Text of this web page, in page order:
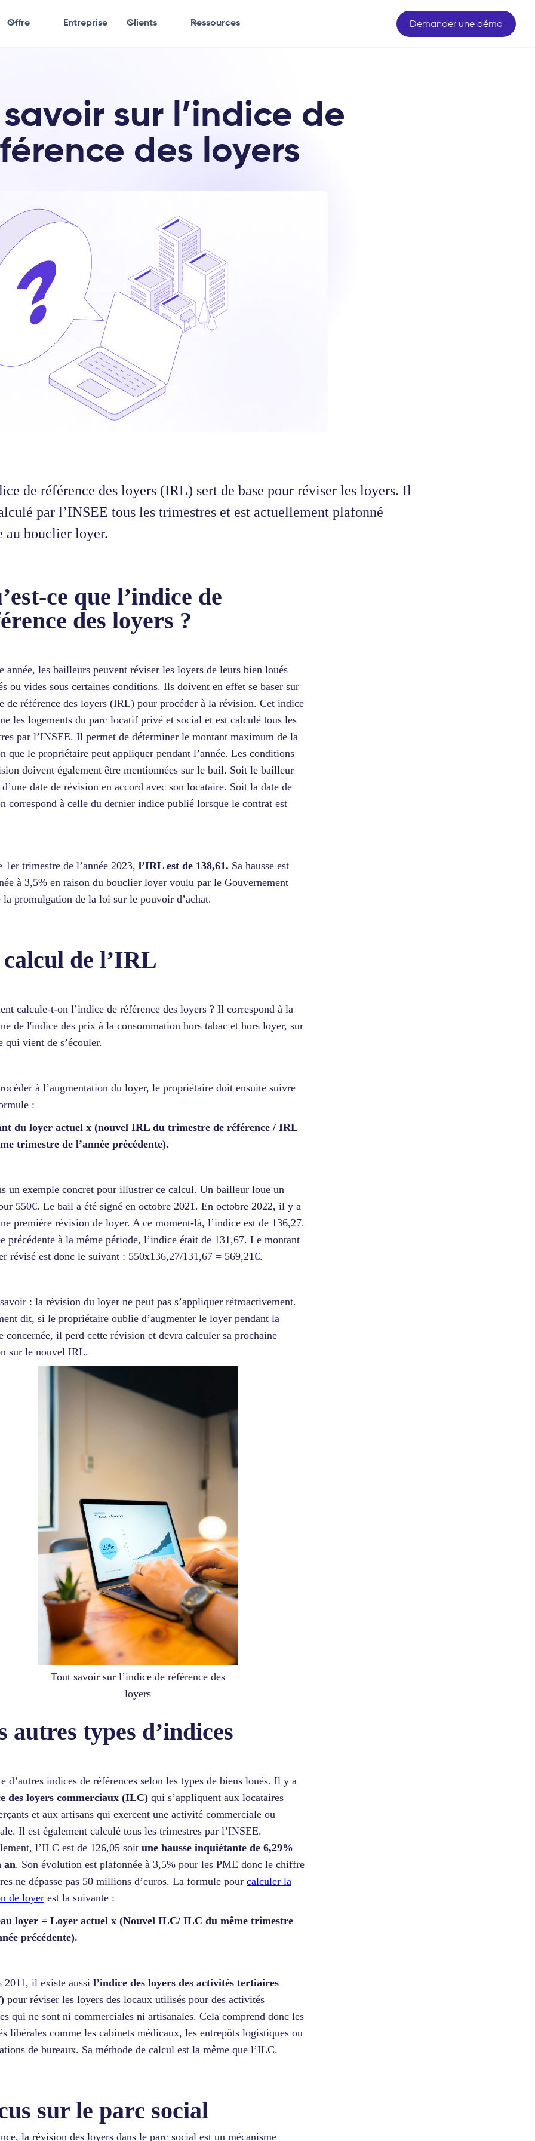
Offre Entreprise Clients Ressources Demander une démo
sur l’indice de
des loyers
de référence des loyers (IRL) sert de base pour réviser les loyers. Il
par l’INSEE tous les trimestres et est actuellement plafonné
au bouclier loyer.
ce que l’indice de
des loyers ?
année, les bailleurs peuvent réviser les loyers de leurs bien loués
ou vides sous certaines conditions. Ils doivent en effet se baser sur
de référence des loyers (IRL) pour procéder à la révision. Cet indice
les logements du parc locatif privé et social et est calculé tous les
par l’INSEE. Il permet de déterminer le montant maximum de la
que le propriétaire peut appliquer pendant l’année. Les conditions
doivent également être mentionnées sur le bail. Soit le bailleur
date de révision en accord avec son locataire. Soit la date de
correspond à celle du dernier indice publié lorsque le contrat est
1er trimestre de l’année 2023, l’IRL est de 138,61. Sa hausse est
à 3,5% en raison du bouclier loyer voulu par le Gouvernement
la promulgation de la loi sur le pouvoir d’achat.
de l’IRL
calcule-t-on l’indice de référence des loyers ? Il correspond à la
de l'indice des prix à la consommation hors tabac et hors loyer, sur
qui vient de s’écouler.
à l’augmentation du loyer, le propriétaire doit ensuite suivre
:
du loyer actuel x (nouvel IRL du trimestre de référence / IRL
trimestre de l’année précédente).
un exemple concret pour illustrer ce calcul. Un bailleur loue un
550€. Le bail a été signé en octobre 2021. En octobre 2022, il y a
première révision de loyer. A ce moment-là, l’indice est de 136,27.
précédente à la même période, l’indice était de 131,67. Le montant
révisé est donc le suivant : 550x136,27/131,67 = 569,21€.
: la révision du loyer ne peut pas s’appliquer rétroactivement.
dit, si le propriétaire oublie d’augmenter le loyer pendant la
concernée, il perd cette révision et devra calculer sa prochaine
sur le nouvel IRL.
Tout savoir sur l’indice de référence des
loyers
autres types d’indices
d’autres indices de références selon les types de biens loués. Il y a
des loyers commerciaux (ILC) qui s’appliquent aux locataires
et aux artisans qui exercent une activité commerciale ou
Il est également calculé tous les trimestres par l’INSEE.
l’ILC est de 126,05 soit une hausse inquiétante de 6,29%
an. Son évolution est plafonnée à 3,5% pour les PME donc le chiffre
ne dépasse pas 50 millions d’euros. La formule pour calculer la
de loyer est la suivante :
loyer = Loyer actuel x (Nouvel ILC/ ILC du même trimestre
précédente).
2011, il existe aussi l’indice des loyers des activités tertiaires
pour réviser les loyers des locaux utilisés pour des activités
qui ne sont ni commerciales ni artisanales. Cela comprend donc les
libérales comme les cabinets médicaux, les entrepôts logistiques ou
de bureaux. Sa méthode de calcul est la même que l’ILC.
sur le parc social
la révision des loyers dans le parc social est un mécanisme